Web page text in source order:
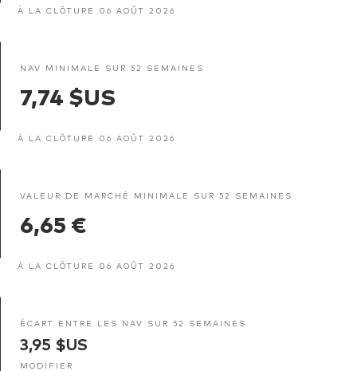
À LA CLÔTURE 06 AOÛT 2026
NAV MINIMALE SUR 52 SEMAINES
7,74 $US
À LA CLÔTURE 06 AOÛT 2026
VALEUR DE MARCHÉ MINIMALE SUR 52 SEMAINES
6,65 €
À LA CLÔTURE 06 AOÛT 2026
ÉCART ENTRE LES NAV SUR 52 SEMAINES
3,95 $US
MODIFIER